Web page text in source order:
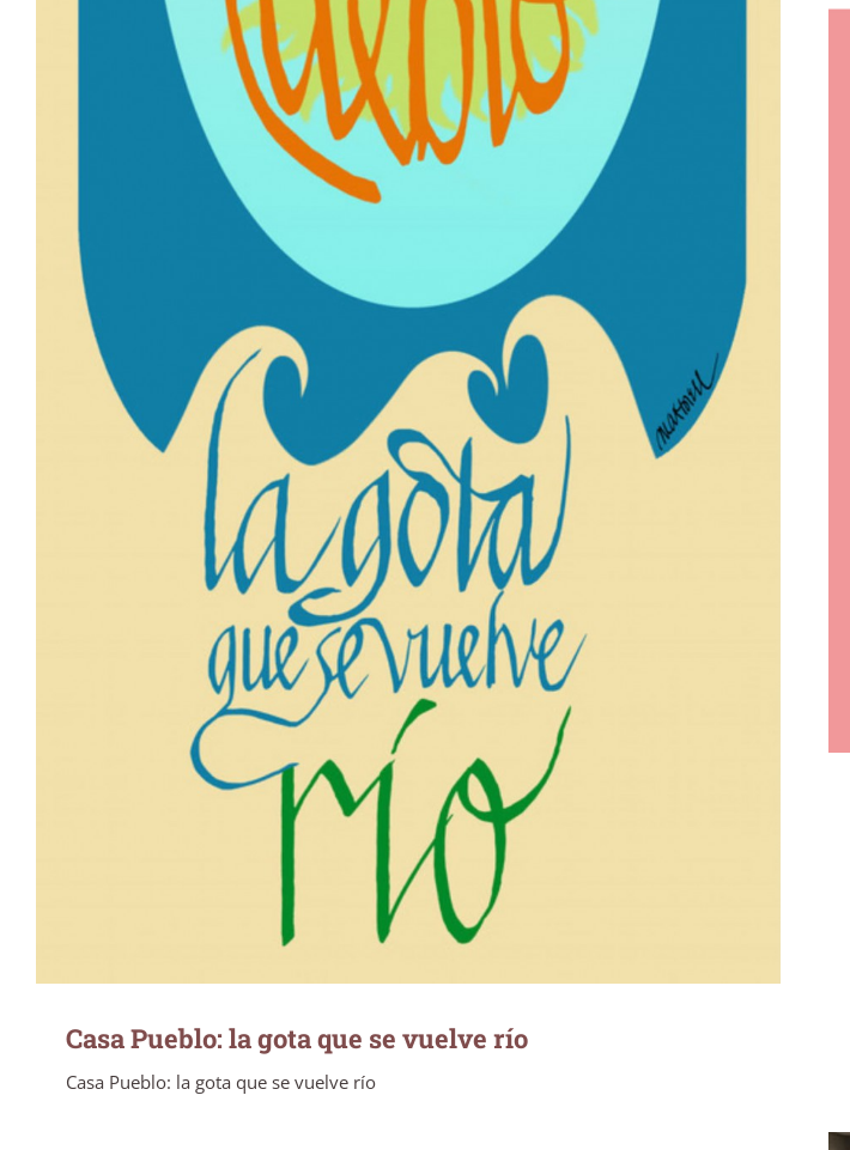
Casa Pueblo: la gota que se vuelve río
Casa Pueblo: la gota que se vuelve río